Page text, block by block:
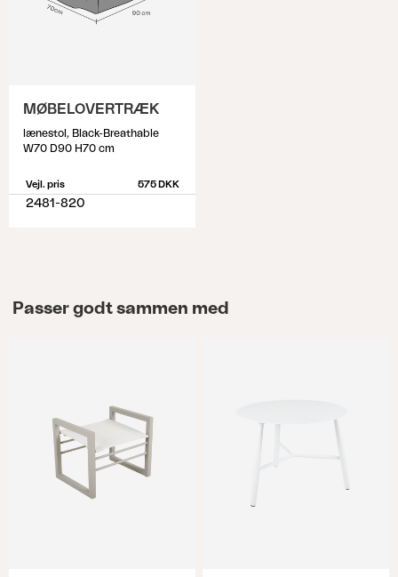
MØBELOVERTRÆK
lænestol, Black-Breathable
W70 D90 H70 cm
Vejl. pris 575 DKK
2481-820
Passer godt sammen med